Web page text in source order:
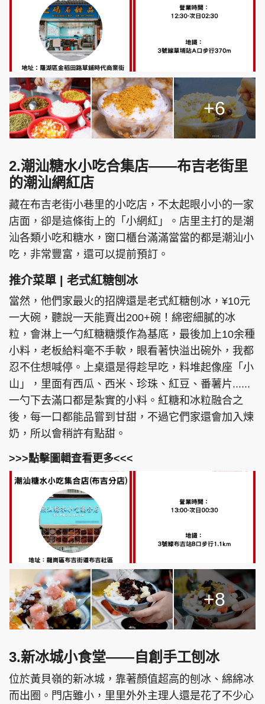
+6
2.潮汕糖水小吃合集店——布吉老街里
的潮汕網紅店
藏在布吉老街小巷里的小吃店，不太起眼小小的一家
店面，卻是這條街上的「小網紅」。店里主打的是潮
汕各類小吃和糖水，窗口櫃台滿滿當當的都是潮汕小
吃，非常豐富，還可以提前預訂。
推介菜單 | 老式紅糖刨冰
當然，他們家最火的招牌還是老式紅糖刨冰，¥10元
一大碗，聽說一天能賣出200+碗！綿密細膩的冰
粒，會淋上一勺紅糖糖漿作為基底，最後加上10余種
小料，老板給料毫不手軟，眼看著快溢出碗外，我都
忍不住想喊停。上桌還是得趁早吃，料堆起像座「小
山」，里面有西瓜、西米、珍珠、紅豆、番薯片......
一勺下去滿口都是紮實的小料。紅糖和冰粒融合之
後，每一口都能品嘗到甘甜，不過它們家還會加入煉
奶，所以會稍許有點甜。
>>>點擊圖輯查看更多<<<
+8
3.新冰城小食堂——自創手工刨冰
位於黃貝嶺的新冰城，靠著顏值超高的刨冰、綿綿冰
而出圈。門店雖小，里里外外主理人還是花了不少心